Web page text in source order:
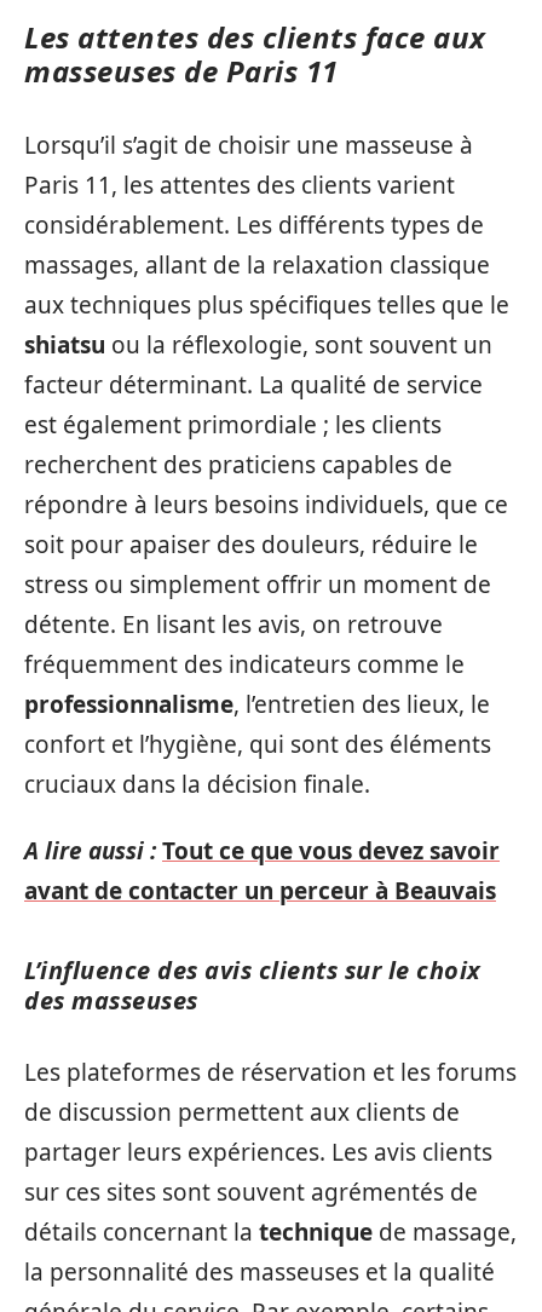
Les attentes des clients face aux
masseuses de Paris 11
Lorsqu’il s’agit de choisir une masseuse à
Paris 11, les attentes des clients varient
considérablement. Les différents types de
massages, allant de la relaxation classique
aux techniques plus spécifiques telles que le
shiatsu ou la réflexologie, sont souvent un
facteur déterminant. La qualité de service
est également primordiale ; les clients
recherchent des praticiens capables de
répondre à leurs besoins individuels, que ce
soit pour apaiser des douleurs, réduire le
stress ou simplement offrir un moment de
détente. En lisant les avis, on retrouve
fréquemment des indicateurs comme le
professionnalisme, l’entretien des lieux, le
confort et l’hygiène, qui sont des éléments
cruciaux dans la décision finale.
A lire aussi :Tout ce que vous devez savoir
avant de contacter un perceur à Beauvais
L’influence des avis clients sur le choix
des masseuses
Les plateformes de réservation et les forums
de discussion permettent aux clients de
partager leurs expériences. Les avis clients
sur ces sites sont souvent agrémentés de
détails concernant la technique de massage,
la personnalité des masseuses et la qualité